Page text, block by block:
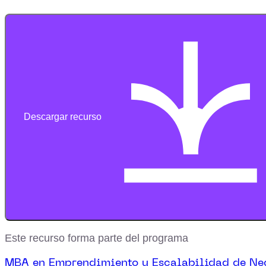
Descargar recurso
Este recurso forma parte del programa
MBA en Emprendimiento y Escalabilidad de